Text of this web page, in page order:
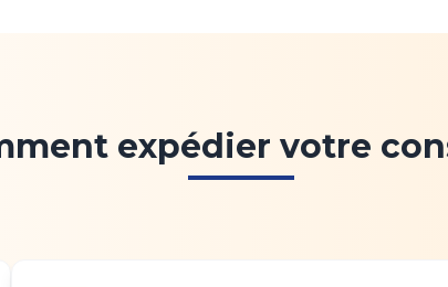
expédier votre